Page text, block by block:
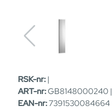
RSK-nr:|
ART-nr:GB8148000240 |
EAN-nr:7391530084664